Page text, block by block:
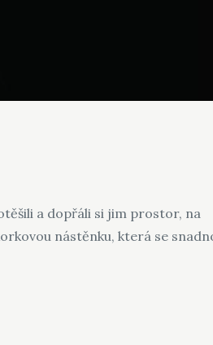
a dopřáli si jim prostor, na
nástěnku, která se